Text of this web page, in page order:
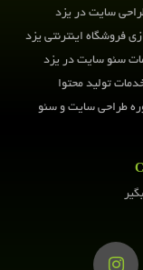
سایت در یزد
فروشگاه اینترنتی یزد
سئو سایت در یزد
تولید محتوا
طراحی سایت و سئو